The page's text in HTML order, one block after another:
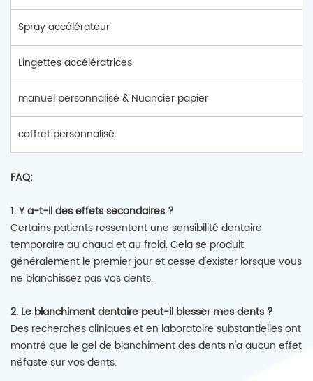
Spray accélérateur
Lingettes accélératrices
manuel personnalisé & Nuancier papier
coffret personnalisé
FAQ:
1. Y a-t-il des effets secondaires ?
Certains patients ressentent une sensibilité dentaire
temporaire au chaud et au froid. Cela se produit
généralement le premier jour et cesse d'exister lorsque vous
ne blanchissez pas vos dents.
2. Le blanchiment dentaire peut-il blesser mes dents ?
Des recherches cliniques et en laboratoire substantielles ont
montré que le gel de blanchiment des dents n'a aucun effet
néfaste sur vos dents.